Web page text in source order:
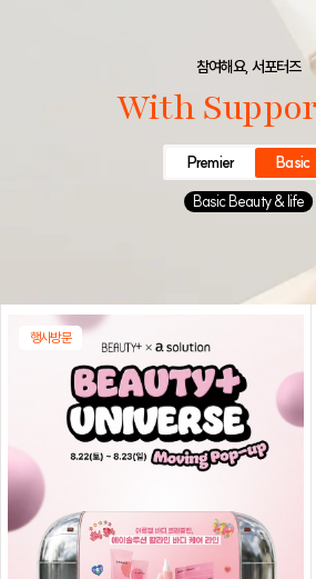
참여해요, 서포터즈
With
Premier
Basic
Basic Beauty & life
행사방문